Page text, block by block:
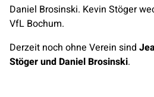
Daniel Brosinski. Kevin Stöger
VfL Bochum.
Derzeit noch ohne Verein sind
Stöger und Daniel Brosinski.